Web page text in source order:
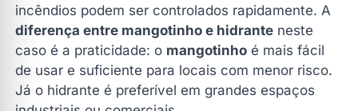
incêndios podem ser controlados rapidamente. A
diferença entre mangotinho e hidrante neste
caso é a praticidade: o mangotinho é mais fácil
de usar e suficiente para locais com menor risco.
Já o hidrante é preferível em grandes espaços